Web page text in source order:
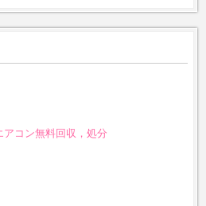
コン無料回収，処分